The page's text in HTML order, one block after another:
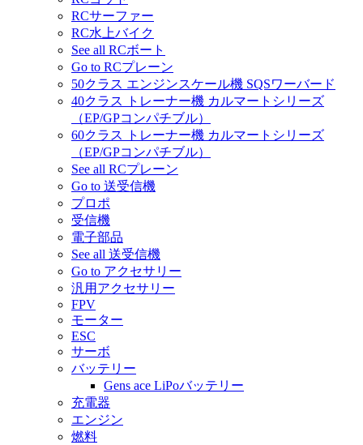
RCサーファー
RC水上バイク
See all RCボート
Go to RCプレーン
50クラス エンジンスケール機 SQSワーバード
40クラス トレーナー機 カルマートシリーズ
（EP/GPコンパチブル）
60クラス トレーナー機 カルマートシリーズ
（EP/GPコンパチブル）
See all RCプレーン
Go to 送受信機
プロポ
受信機
電子部品
See all 送受信機
Go to アクセサリー
汎用アクセサリー
FPV
モーター
ESC
サーボ
バッテリー
Gens ace LiPoバッテリー
充電器
エンジン
燃料